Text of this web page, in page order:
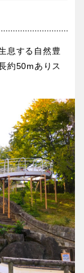
息する自然豊
約50mありス